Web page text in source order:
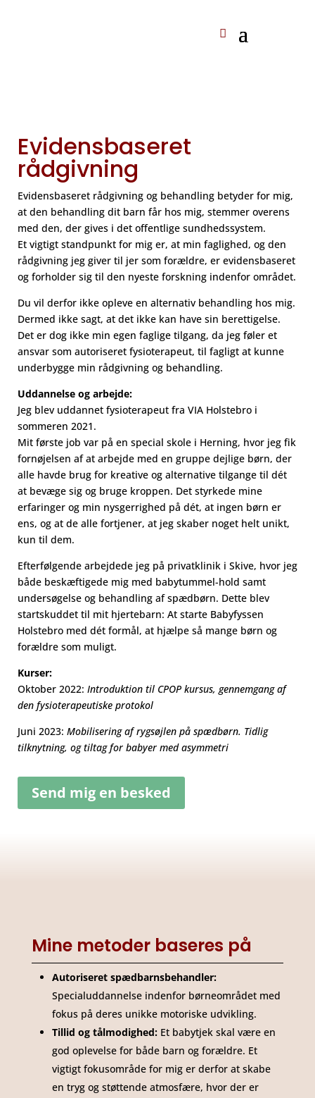
Evidensbaseret
rådgivning
Evidensbaseret rådgivning og behandling betyder for mig,
at den behandling dit barn får hos mig, stemmer overens
med den, der gives i det offentlige sundhedssystem.
Et vigtigt standpunkt for mig er, at min faglighed, og den
rådgivning jeg giver til jer som forældre, er evidensbaseret
og forholder sig til den nyeste forskning indenfor området.
Du vil derfor ikke opleve en alternativ behandling hos mig.
Dermed ikke sagt, at det ikke kan have sin berettigelse.
Det er dog ikke min egen faglige tilgang, da jeg føler et
ansvar som autoriseret fysioterapeut, til fagligt at kunne
underbygge min rådgivning og behandling.
Uddannelse og arbejde:
Jeg blev uddannet fysioterapeut fra VIA Holstebro i
sommeren 2021.
Mit første job var på en special skole i Herning, hvor jeg fik
fornøjelsen af at arbejde med en gruppe dejlige børn, der
alle havde brug for kreative og alternative tilgange til dét
at bevæge sig og bruge kroppen. Det styrkede mine
erfaringer og min nysgerrighed på dét, at ingen børn er
ens, og at de alle fortjener, at jeg skaber noget helt unikt,
kun til dem.
Efterfølgende arbejdede jeg på privatklinik i Skive, hvor jeg
både beskæftigede mig med babytummel-hold samt
undersøgelse og behandling af spædbørn. Dette blev
startskuddet til mit hjertebarn: At starte Babyfyssen
Holstebro med dét formål, at hjælpe så mange børn og
forældre som muligt.
Kurser:
Oktober 2022: Introduktion til CPOP kursus, gennemgang af
den fysioterapeutiske protokol
Juni 2023: Mobilisering af rygsøjlen på spædbørn. Tidlig
tilknytning, og tiltag for babyer med asymmetri
Send mig en besked
Mine metoder baseres på
Autoriseret spædbarnsbehandler:
Specialuddannelse indenfor børneområdet med
fokus på deres unikke motoriske udvikling.
Tillid og tålmodighed:Et babytjek skal være en
god oplevelse for både barn og forældre. Et
vigtigt fokusområde for mig er derfor at skabe
en tryg og støttende atmosfære, hvor der er